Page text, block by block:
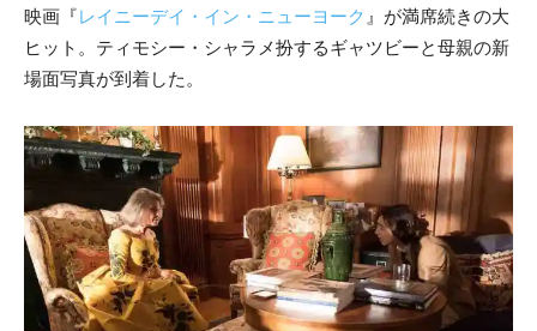
映画『レイニーデイ・イン・ニューヨーク 』が満席続きの大
ヒット。ティモシー・シャラメ扮するギャツビーと母親の新
場面写真が到着した。